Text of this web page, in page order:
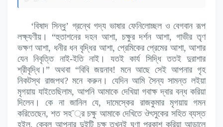
‘বিষাদ সিন্ধু’ গ্রন্থে গদ্য ভাষার ফেনিলোচ্ছল ও বেগবান রূপ
লক্ষ্যণীয়। “হুতাশনের দহন আশা, চক্ষুর দর্শন আশা, গাভীর তৃণ
ভক্ষণ আশা, ধনীর ধন বৃদ্ধির আশা, প্রেমিকের প্রেমের আশা, আশার
যেন নিবৃত্তি নাই-ইতি নাই। যতই কার্য সিদ্ধি ততই দুরাশার
শ্রীবৃদ্ধি।” অথবা “বিবি জয়নাব! মনে আছে সেই আপনার গৃহ
নিকটস্থ রাজপথ? মনে করুন। যেদিন আমি সৈন্য সামন্ত লইয়া
মৃগয়ায় যাইতেছিলাম, আপনি আমাকে দেখিয়া গবাক্ষ দ্বার বন্ধ করিয়া
দিলেন। কে না জানিল যে, দামেস্কের রাজকুমার মৃগয়ায় গমন
করিতেছেন, শত সহ¯্র চক্ষু আমাকে দেখিতে ঔৎসুকের সহিত ব্যস্ত
হইল, কেবল আপনার দুইটি চক্ষু তখনই ঘৃণা প্রকাশ করিয়া আড়ালে